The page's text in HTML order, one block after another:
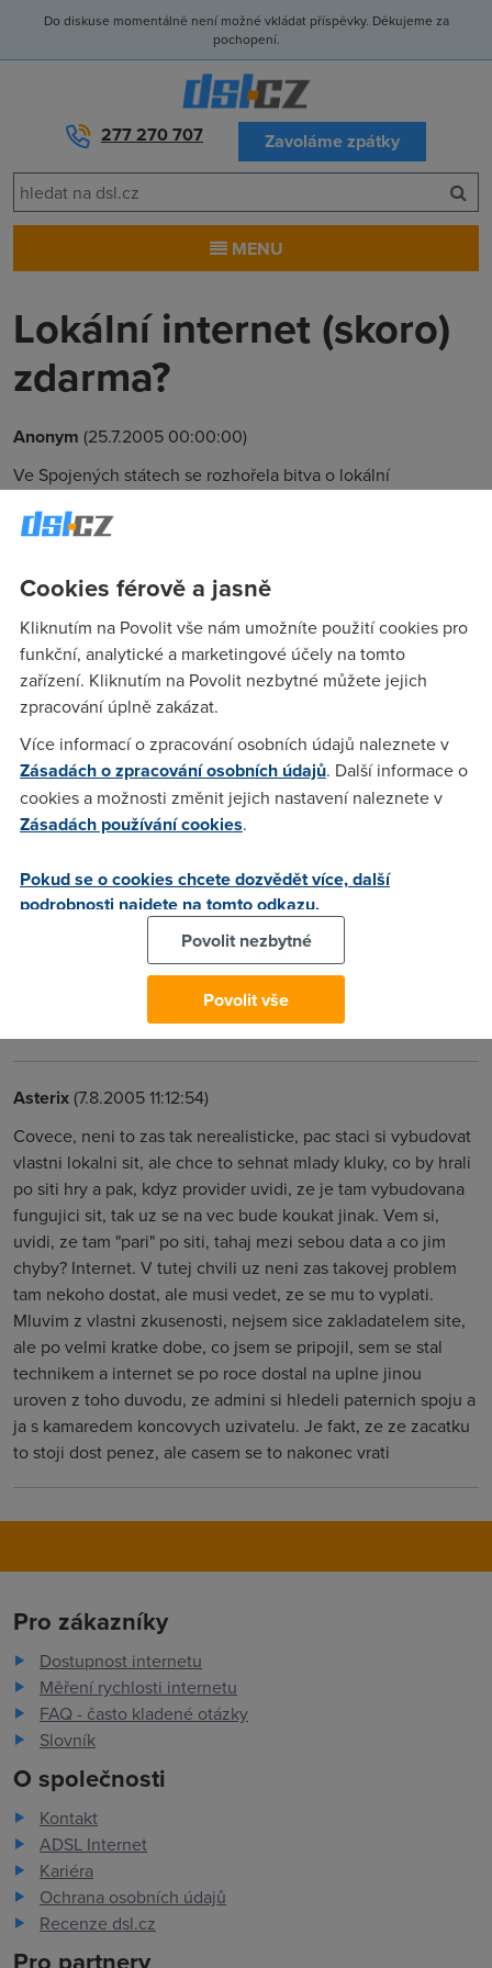
Do diskuse momentálně není možné vkládat příspěvky. Děkujeme za
pochopení.
277 270 707 Zavoláme zpátky
MENU
Lokální internet (skoro)
zdarma?
Anonym (25.7.2005 00:00:00)
Ve Spojených státech se rozhořela bitva o lokální
nabídnout svým občanům internetové služby buď zcela
Anonym(25.7.2005 13:27:03)
to beru je to i u nas ,???
ddddx(25.7.2005 15:03:50)
Je to divné, ale některé obce u nás to provozujou. Bohužel
u mě ne.
dratenikfox(26.7.2005 14:26:05)
me o tom povídej ja sem o to na zastupitelstvu dost bojoval
úproblem je ten ze sem dostat nějakýho provajdra je
problém jedine skusit postavit skušební trasu z vlastních
peněz (bohužel bych musel ze sví kapsi) tak tímhle to je
zatím na mrtvím bodě místním sítím zdar
Asterix(7.8.2005 11:12:54)
Covece, neni to zas tak nerealisticke, pac staci si vybudovat
vlastni lokalni sit, ale chce to sehnat mlady kluky, co by hrali
po siti hry a pak, kdyz provider uvidi, ze je tam vybudovana
fungujici sit, tak uz se na vec bude koukat jinak. Vem si,
uvidi, ze tam "pari" po siti, tahaj mezi sebou data a co jim
chyby? Internet. V tutej chvili uz neni zas takovej problem
tam nekoho dostat, ale musi vedet, ze se mu to vyplati.
Mluvim z vlastni zkusenosti, nejsem sice zakladatelem site,
ale po velmi kratke dobe, co jsem se pripojil, sem se stal
technikem a internet se po roce dostal na uplne jinou
uroven z toho duvodu, ze admini si hledeli paternich spoju a
ja s kamaredem koncovych uzivatelu. Je fakt, ze ze zacatku
to stoji dost penez, ale casem se to nakonec vrati
Pro zákazníky
Dostupnost internetu
Měření rychlosti internetu
FAQ - často kladené otázky
Slovník
O společnosti
Kontakt
ADSL Internet
Kariéra
Ochrana osobních údajů
Recenze dsl.cz
Cookies férově a jasně
Kliknutím na Povolit vše nám umožníte použití cookies pro
funkční, analytické a marketingové účely na tomto
zařízení. Kliknutím na Povolit nezbytné můžete jejich
zpracování úplně zakázat.
Více informací o zpracování osobních údajů naleznete v
Zásadách o zpracování osobních údajů. Další informace o
cookies a možnosti změnit jejich nastavení naleznete v
Zásadách používání cookies.
Pokud se o cookies chcete dozvědět více, další
podrobnosti najdete na tomto odkazu.
Povolit nezbytné
Povolit vše